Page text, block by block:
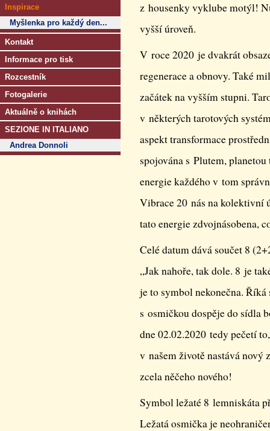
Inspirace
Myšlenka pro každý den...
Kontakt
Informace pro tisk
Rozcestník
Fotogalerie
Aktuálně o knihách
SEZIONE IN ITALIANO
Andrea Donnoli
z housenky vyklube motýl!
vyšší úroveň.
V roce 2020 je dvakrát
regenerace a obnovy. Také
začátek na vyšším stupni.
v některých tarotových
aspekt transformace
spojována s Plutem,
energie každého v tom
Vibrace 20 nás na kolektivní
tato energie zdvojnásobena,
Celé datum dává součet 8
„Jak nahoře, tak dole. 8 je
je to symbol nekonečna.
s osmičkou dospěje do sídla
dne 02.02.2020 tedy pečetí
v našem životě nastává nový
zcela něčeho nového!
Symbol ležaté 8 lemniskáta
Ležatá osmička je